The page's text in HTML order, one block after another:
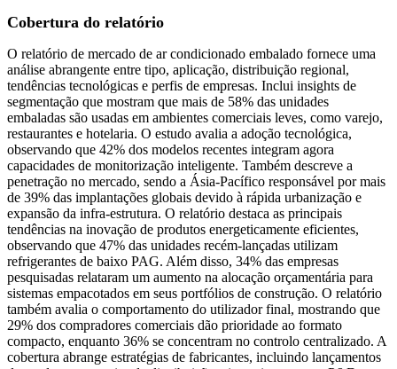
Cobertura do relatório
O relatório de mercado de ar condicionado embalado fornece uma
análise abrangente entre tipo, aplicação, distribuição regional,
tendências tecnológicas e perfis de empresas. Inclui insights de
segmentação que mostram que mais de 58% das unidades
embaladas são usadas em ambientes comerciais leves, como varejo,
restaurantes e hotelaria. O estudo avalia a adoção tecnológica,
observando que 42% dos modelos recentes integram agora
capacidades de monitorização inteligente. Também descreve a
penetração no mercado, sendo a Ásia-Pacífico responsável por mais
de 39% das implantações globais devido à rápida urbanização e
expansão da infra-estrutura. O relatório destaca as principais
tendências na inovação de produtos energeticamente eficientes,
observando que 47% das unidades recém-lançadas utilizam
refrigerantes de baixo PAG. Além disso, 34% das empresas
pesquisadas relataram um aumento na alocação orçamentária para
sistemas empacotados em seus portfólios de construção. O relatório
também avalia o comportamento do utilizador final, mostrando que
29% dos compradores comerciais dão prioridade ao formato
compacto, enquanto 36% se concentram no controlo centralizado. A
cobertura abrange estratégias de fabricantes, incluindo lançamentos